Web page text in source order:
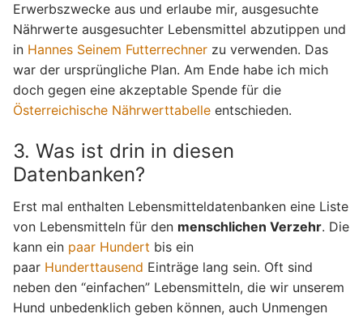
Erwerbszwecke aus und erlaube mir, ausgesuchte
Nährwerte ausgesuchter Lebensmittel abzutippen und
in Hannes Seinem Futterrechner zu verwenden. Das
war der ursprüngliche Plan. Am Ende habe ich mich
doch gegen eine akzeptable Spende für die
Österreichische Nährwerttabelle entschieden.
3. Was ist drin in diesen
Datenbanken?
Erst mal enthalten Lebensmitteldatenbanken eine Liste
von Lebensmitteln für den menschlichen Verzehr. Die
kann ein paar Hundert bis ein
paar Hunderttausend Einträge lang sein. Oft sind
neben den “einfachen” Lebensmitteln, die wir unserem
Hund unbedenklich geben können, auch Unmengen